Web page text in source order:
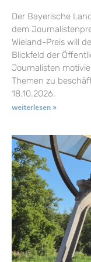
Der Bayerische
dem
Wieland-Preis will
Blickfeld der
Journalisten
Themen zu
18.10.2026.
weiterlesen »